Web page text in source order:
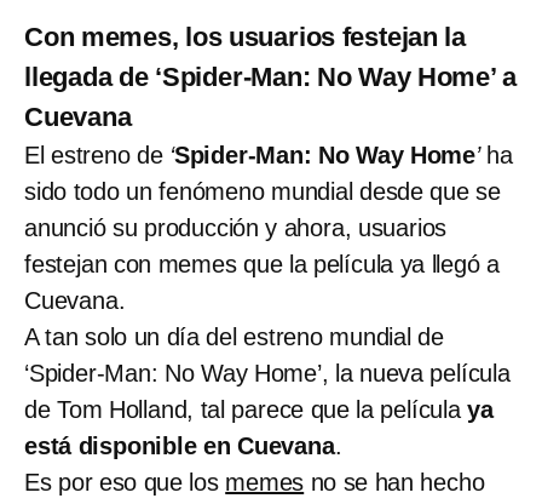
Con memes, los usuarios festejan la
llegada de ‘Spider-Man: No Way Home’ a
Cuevana
El estreno de ‘Spider-Man: No Way Home’ha
sido todo un fenómeno mundial desde que se
anunció su producción y ahora, usuarios
festejan con memes que la película ya llegó a
Cuevana.
A tan solo un día del estreno mundial de
‘Spider-Man: No Way Home’, la nueva película
de Tom Holland, tal parece que la películaya
está disponible en Cuevana.
Es por eso que los memes no se han hecho